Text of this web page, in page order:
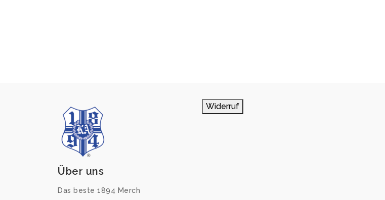
Über uns
Das beste 1894 Merch
Widerruf